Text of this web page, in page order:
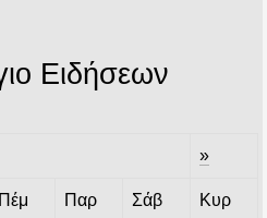
Ειδήσεων
»
Πέμ Παρ Σάβ Κυρ